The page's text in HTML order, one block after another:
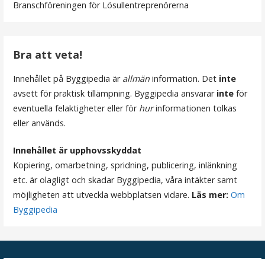
n
Branschföreningen för Lösullentreprenörerna
Bra att veta!
Innehållet på Byggipedia är allmän information. Det inte
avsett för praktisk tillämpning. Byggipedia ansvarar inte för
eventuella felaktigheter eller för hurinformationen tolkas
eller används.
Innehållet är upphovsskyddat
Kopiering, omarbetning, spridning, publicering, inlänkning
etc. är olagligt och skadar Byggipedia, våra intäkter samt
möjligheten att utveckla webbplatsen vidare. Läs mer: Om
Byggipedia